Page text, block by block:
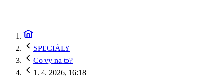
SPECIÁLY
Co vy na to?
1. 4. 2026, 16:18